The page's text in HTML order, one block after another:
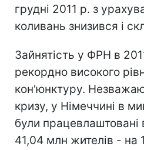
грудні 2011 р. з
коливань знизився і
Зайнятість у ФРН в
рекордно високого
кон'юнктуру.
кризу, у Німеччині в
були
41,04 млн жителів - на